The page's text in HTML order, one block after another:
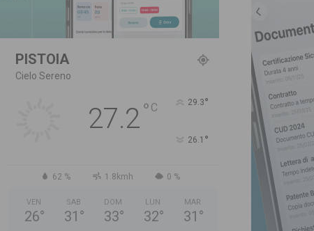
PISTOIA
Cielo Sereno
27.2° C 29.3°
26.1 °
62 % 1.8kmh 0 %
VEN
26°
SAB
31 °
DOM
33°
LUN
32°
MAR
31 °